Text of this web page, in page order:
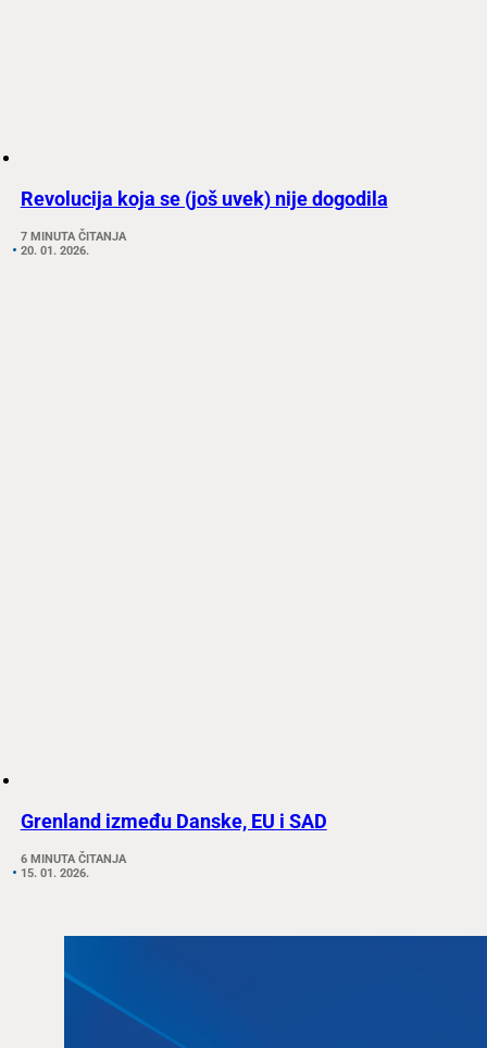
Revolucija koja se (još uvek) nije dogodila
7 MINUTA ČITANJA
20. 01. 2026.
Grenland između Danske, EU i SAD
6 MINUTA ČITANJA
15. 01. 2026.